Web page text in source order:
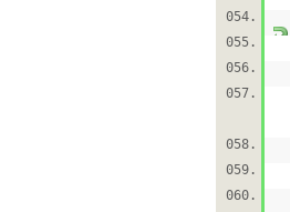
054.
055.
056.
057.
058.
059.
060.